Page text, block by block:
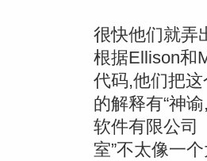
很快他们就弄
根据Ellison和
代码,他们把
的解释有“神
软件有限公司
室”不太像一